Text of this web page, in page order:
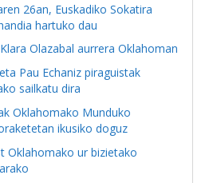
26an, Euskadiko Sokatira
hartuko dau
Olazabal aurrera Oklahoman
Pau Echaniz piraguistak
sailkatu dira
Oklahomako Munduko
ikusiko doguz
Oklahomako ur bizietako